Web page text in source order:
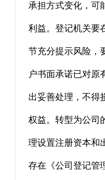
承担方式变化，可
利益。 登记机关要
节充分提示风险，
户书面承诺已对原
出妥善处理，不得
权益。转型为公司
理设置注册资本和
存在《公司登记管